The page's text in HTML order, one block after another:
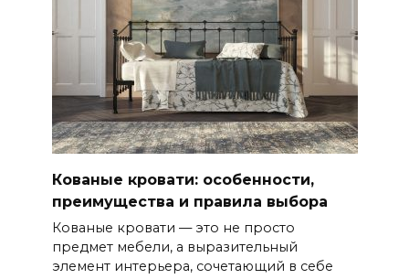
Кованые кровати: особенности,
преимущества и правила выбора
Кованые кровати — это не просто
предмет мебели, а выразительный
элемент интерьера, сочетающий в себе